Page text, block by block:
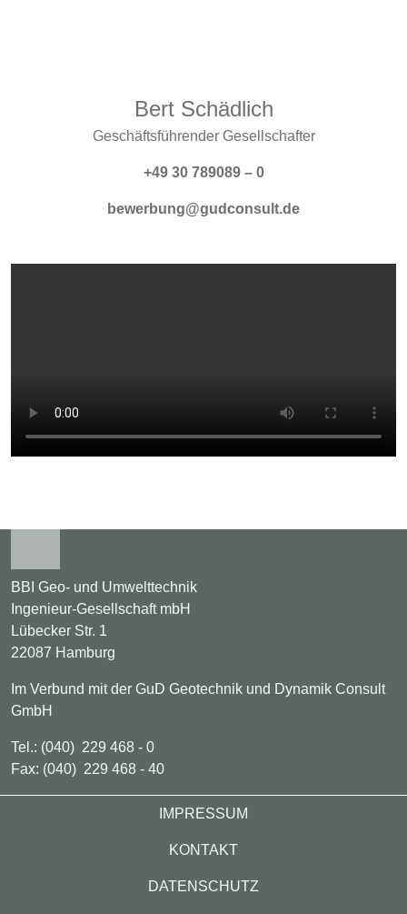
Bert Schädlich
Geschäftsführender Gesellschafter
+49 30 789089 – 0
bewerbung@gudconsult.de
BBI Geo- und Umwelttechnik
Ingenieur-Gesellschaft mbH
Lübecker Str. 1
22087 Hamburg
Im Verbund mit der GuD Geotechnik und Dynamik Consult
GmbH
Tel.: (040) 229 468 - 0
Fax: (040) 229 468 - 40
FooterIMPRESSUM
KONTAKT
DATENSCHUTZ